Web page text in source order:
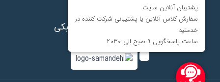
نماد اعتماد پرداخت الکترونیکی